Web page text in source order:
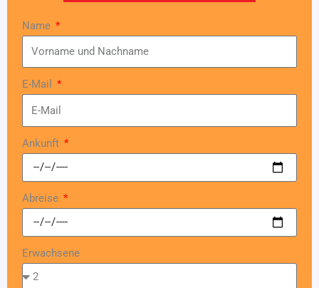
Name
E-Mail
Ankunft
Abreise
Erwachsene